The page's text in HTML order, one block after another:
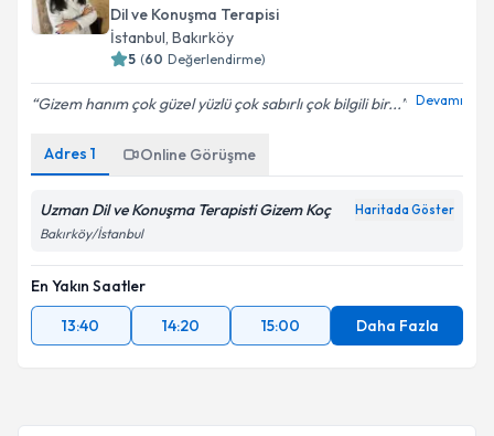
Dil ve Konuşma Terapisi
İstanbul, Bakırköy
5 (60 Değerlendirme)
Gizem hanım çok güzel yüzlü çok sabırlı çok bilgili bir... Devamı
Adres 1 Online Görüşme
Uzman Dil ve Konuşma Terapisti Gizem Koç Haritada Göster
Bakırköy/İstanbul
En Yakın Saatler
13:40
14:20 15:00 Daha Fazla